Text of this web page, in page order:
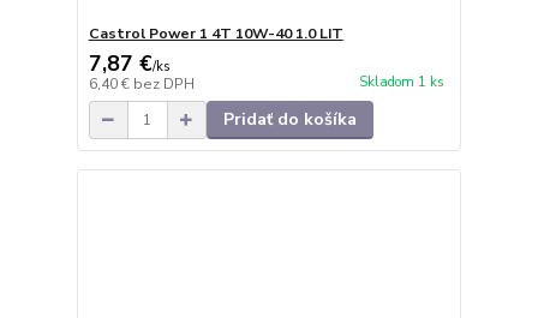
Castrol Power 1 4T 10W-40 1.0 LIT
7,87 €/ks
6,40 € bez DPH Skladom 1 ks
Pridať do košíka